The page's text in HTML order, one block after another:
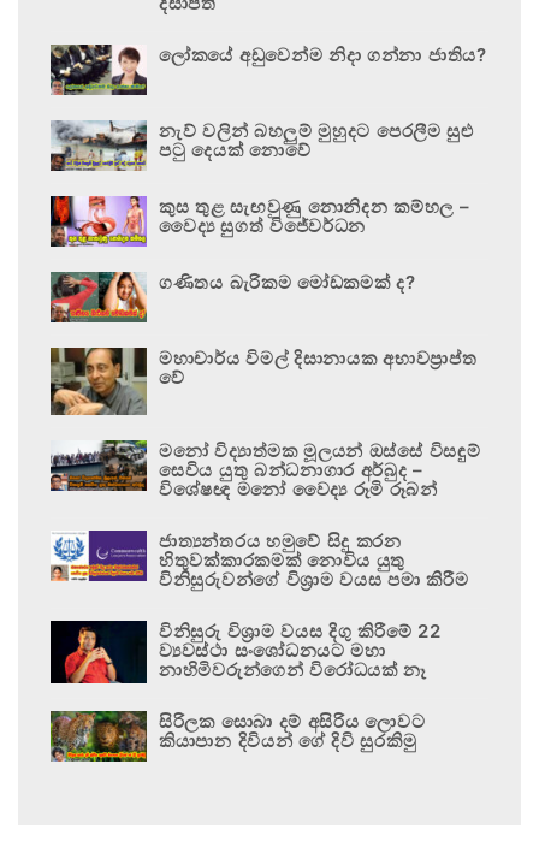
ලෝකයේ අඩුවෙන්ම නිදා ගන්නා ජාතිය?
නැව් වලින් බහලුම් මුහුදට පෙරලීම සුළු
පටු දෙයක් නොවේ
කුස තුළ සැඟවුණු නොනිදන කම්හල –
වෛද්‍ය සුගත් විජේවර්ධන
ගණිතය බැරිකම මෝඩකමක් ද?
මහාචාර්ය විමල් දිසානායක අභාවප්‍රාප්ත
වේ
මනෝ විද්‍යාත්මක මූලයන් ඔස්සේ විසඳුම්
සෙවිය යුතු බන්ධනාගාර අර්බුද –
විශේෂඥ මනෝ වෛද්‍ය රූමි රූබන්
ජාත්‍යන්තරය හමුවේ සිදු කරන
හිතුවක්කාරකමක් නොවිය යුතු
විනිසුරුවන්ගේ විශ්‍රාම වයස පමා කිරීම
විනිසුරු විශ්‍රාම වයස දිගු කිරීමේ 22
ව්‍යවස්ථා සංශෝධනයට මහා
නාහිමිවරුන්ගෙන් විරෝධයක් නෑ
සිරිලක සොබා දම් අසිරිය ලොවට
කියාපාන දිවියන් ගේ දිවි සුරකිමු